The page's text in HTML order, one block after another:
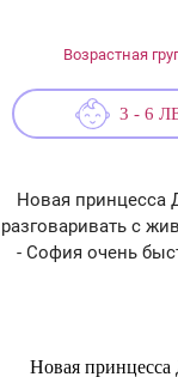
Новая принцесса
разговаривать с
- София очень
Возрастная
3 - 6
Новая принцесса